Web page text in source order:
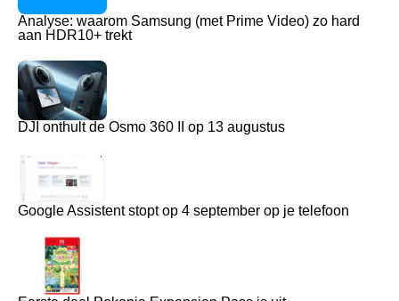
Analyse: waarom Samsung (met Prime Video) zo hard
aan HDR10+ trekt
DJI onthult de Osmo 360 II op 13 augustus
Google Assistent stopt op 4 september op je telefoon